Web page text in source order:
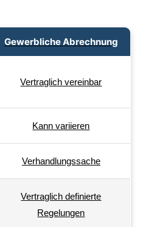
Gewerbliche Abrechnung
Vertraglich vereinbar
Kann variieren
Verhandlungssache
Vertraglich definierte
Regelungen